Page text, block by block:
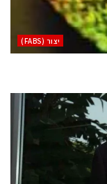
‫יצור (‪(FABS‬‬